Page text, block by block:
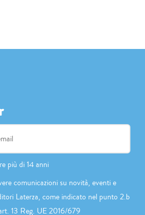
più di 14 anni
comunicazioni su novità, eventi e
Laterza, come indicato nel punto 2.b
13 Reg. UE 2016/679